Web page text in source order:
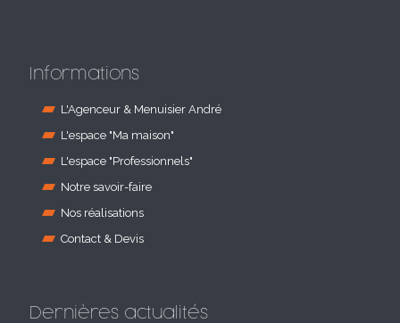
Informations
L'Agenceur & Menuisier André
L'espace "Ma maison"
L'espace "Professionnels"
Notre savoir-faire
Nos réalisations
Contact & Devis
Dernières actualités